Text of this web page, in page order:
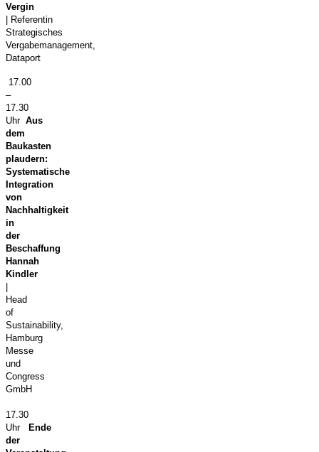
Vergin
| Referentin
Strategisches
Vergabemanagement,
Dataport
17.00
–
17.30
Uhr Aus
dem
Baukasten
plaudern:
Systematische
Integration
von
Nachhaltigkeit
in
der
Beschaffung
Hannah
Kindler
Head
of
Sustainability,
Hamburg
Messe
und
Congress
GmbH
17.30
Uhr
Ende
der